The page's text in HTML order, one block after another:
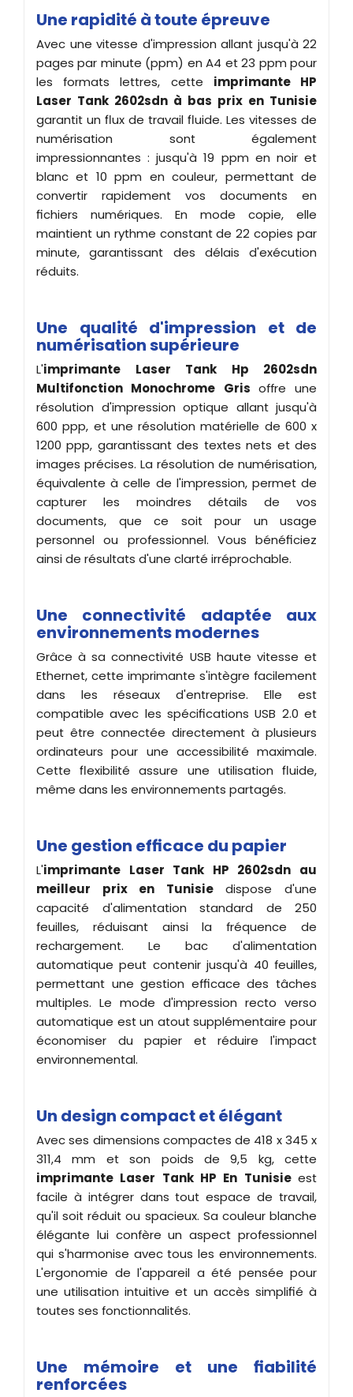
Une rapidité à toute épreuve
Avec une vitesse d'impression allant jusqu'à 22
pages par minute (ppm) en A4 et 23 ppm pour
les formats lettres, cette imprimante HP
Laser Tank 2602sdn à bas prix en Tunisie
garantit un flux de travail fluide. Les vitesses de
numérisation sont également
impressionnantes : jusqu'à 19 ppm en noir et
blanc et 10 ppm en couleur, permettant de
convertir rapidement vos documents en
fichiers numériques. En mode copie, elle
maintient un rythme constant de 22 copies par
minute, garantissant des délais d'exécution
réduits.
Une qualité d'impression et de
numérisation supérieure
L'imprimante Laser Tank Hp 2602sdn
Multifonction Monochrome Gris offre une
résolution d'impression optique allant jusqu'à
600 ppp, et une résolution matérielle de 600 x
1200 ppp, garantissant des textes nets et des
images précises. La résolution de numérisation,
équivalente à celle de l'impression, permet de
capturer les moindres détails de vos
documents, que ce soit pour un usage
personnel ou professionnel. Vous bénéficiez
ainsi de résultats d'une clarté irréprochable.
Une connectivité adaptée aux
environnements modernes
Grâce à sa connectivité USB haute vitesse et
Ethernet, cette imprimante s'intègre facilement
dans les réseaux d'entreprise. Elle est
compatible avec les spécifications USB 2.0 et
peut être connectée directement à plusieurs
ordinateurs pour une accessibilité maximale.
Cette flexibilité assure une utilisation fluide,
même dans les environnements partagés.
Une gestion efficace du papier
L'imprimante Laser Tank HP 2602sdn au
meilleur prix en Tunisiedispose d'une
capacité d'alimentation standard de 250
feuilles, réduisant ainsi la fréquence de
rechargement. Le bac d'alimentation
automatique peut contenir jusqu'à 40 feuilles,
permettant une gestion efficace des tâches
multiples. Le mode d'impression recto verso
automatique est un atout supplémentaire pour
économiser du papier et réduire l'impact
environnemental.
Un design compact et élégant
Avec ses dimensions compactes de 418 x 345 x
311,4 mm et son poids de 9,5 kg, cette
imprimante Laser Tank HP En Tunisieest
facile à intégrer dans tout espace de travail,
qu'il soit réduit ou spacieux. Sa couleur blanche
élégante lui confère un aspect professionnel
qui s'harmonise avec tous les environnements.
L'ergonomie de l'appareil a été pensée pour
une utilisation intuitive et un accès simplifié à
toutes ses fonctionnalités.
Une mémoire et une fiabilité
renforcées